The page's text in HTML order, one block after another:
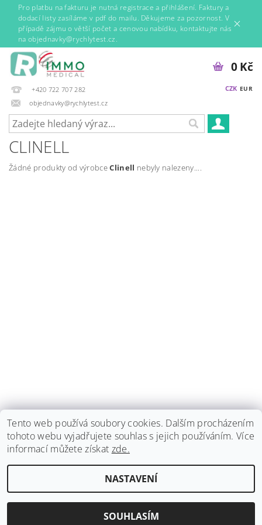
Pro platbu na fakturu je nutná registrace a přihlášení. Faktury a
dodací listy zasíláme v pdf do mailu. Děkujeme za pozornost. V
případě zájmu o větší počet a cenovou nabídku, kontaktujte nás
na objednavky@rychlytest.cz.
+420 722 707 282
objednavky@rychlytest.cz
CZK EUR
0 Kč
CLINELL
Žádné produkty od výrobceClinell nebyly nalezeny....
Harm Reduction Program
2026 ©RYCHLY TEST, všechna práva vyhrazenaUpravit nastavení cookies
Vytvořil Shoptet
Tento web používá soubory cookies. Dalším procházením
tohoto webu vyjadřujete souhlas s jejich používáním. Více
informací můžete získat zde.
NASTAVENÍ
SOUHLASÍM